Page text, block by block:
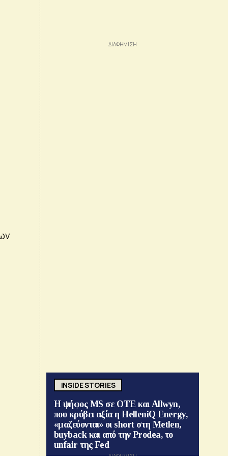
INSIDE STORIES
Η ψήφος MS σε ΟΤΕ και Allwyn,
που κρύβει αξία η HelleniQ Energy,
«μαζεύονται» οι short στη Metlen,
buyback και από την Prodea, το
unfair της Fed